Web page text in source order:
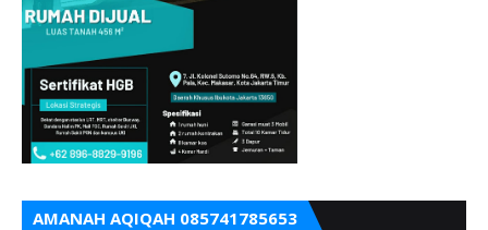
AMANAH AQIQAH 085741785653